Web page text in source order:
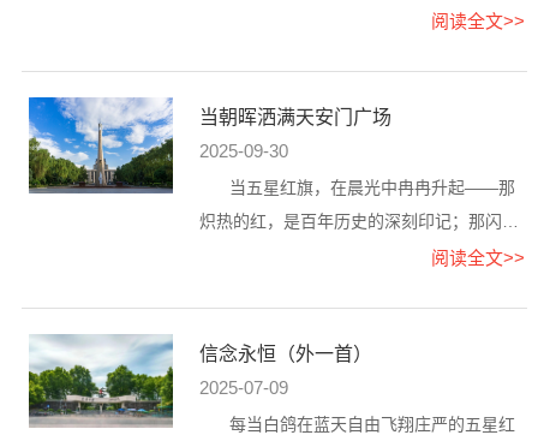
鸣翠柳，欣观绿草复苍苔。闲翁昂首含情
阅读全文>>
当朝晖洒满天安门广场
2025-09-30
当五星红旗，在晨光中冉冉升起——那
炽热的红，是百年历史的深刻印记；那闪光
的星，是我们心中信仰的航标。当朝晖，洒
阅读全文>>
信念永恒（外一首）
2025-07-09
每当白鸽在蓝天自由飞翔庄严的五星红